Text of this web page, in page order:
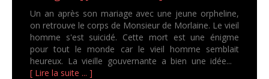
Un an après son mariage avec une jeune orpheline,
on retrouve le corps de Monsieur de Morlaine. Le vieil
homme s'est suicidé. Cette mort est une énigme
pour tout le monde car le vieil homme semblait
heureux. La vieille gouvernante a bien une idée...
[ Lire la suite ... ]